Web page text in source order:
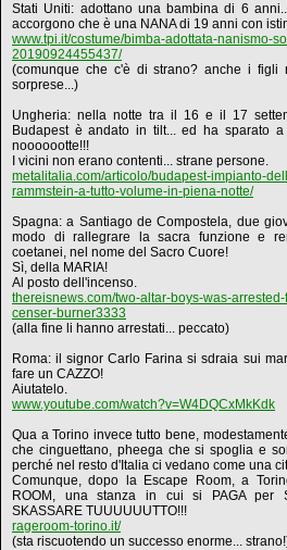
Stati Uniti: adottano una bambina di 6
accorgono che è una NANA di 19 anni con
www.tpi.it/costume/bimba-adottata-nanismo-
20190924455437/
(comunque che c'è di strano? anche i figli
sorprese...)
Ungheria: nella notte tra il 16 e il 17
Budapest è andato in tilt... ed ha sparato
nooooootte!!!
I vicini non erano contenti... strane persone.
metalitalia.com/articolo/budapest-impianto-
rammstein-a-tutto-volume-in-piena-notte/
Spagna: a Santiago de Compostela, due
modo di rallegrare la sacra funzione e
coetanei, nel nome del Sacro Cuore!
Sì, della MARIA!
Al posto dell'incenso.
thereisnews.com/two-altar-boys-was-
censer-burner3333
(alla fine li hanno arrestati... peccato)
Roma: il signor Carlo Farina si sdraia sui
fare un CAZZO!
Aiutatelo.
www.youtube.com/watch?v=W4DQCxMkKdk
Qua a Torino invece tutto bene,
che cinguettano, pheega che si spoglia e
perché nel resto d'Italia ci vedano come una
Comunque, dopo la Escape Room, a
ROOM, una stanza in cui si PAGA per
SKASSARE TUUUUUUTTO!!!
rageroom-torino.it/
(sta riscuotendo un successo enorme...